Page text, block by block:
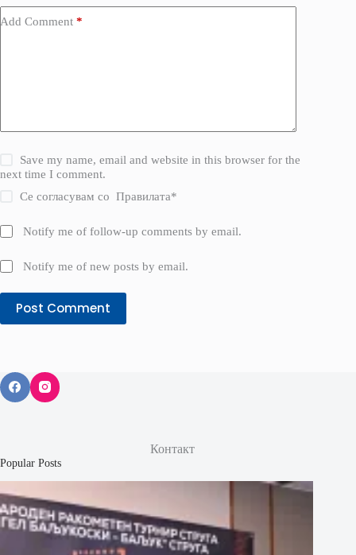
Add Comment *
Save my name, email and website in this browser for the
next time I comment.
Се согласувам соПравилата*
Notify me of follow-up comments by email.
Notify me of new posts by email.
Post Comment
Контакт
Popular Posts